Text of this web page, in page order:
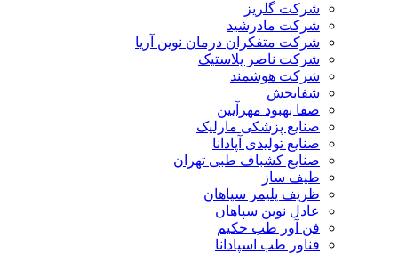
شرکت گلریز
شرکت مادرشید
شرکت متفکران درمان نوین آریا
شرکت ناصر پلاستیک
شرکت هوشمند
شفابخش
صفا بهبود مهرآیین
صنایع پزشکی مارلیک
صنایع تولیدی آپادانا
صنایع کشباف طبی تهران
طیف ساز
ظریف پلیمر سپاهان
عادل نوین سپاهان
فن آور طب حکیم
فناور طب اسپادانا